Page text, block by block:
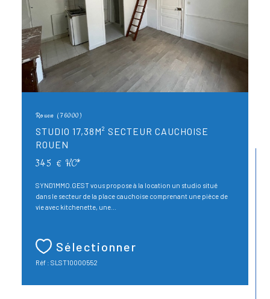
Rouen (76000)
STUDIO 17,38M² SECTEUR CAUCHOISE
ROUEN
345 € HC*
SYND'IMMO.GEST vous propose à la location un studio situé
dans le secteur de la place cauchoise comprenant une pièce de
vie avec kitchenette, une...
Sélectionner
Réf : SLST10000552